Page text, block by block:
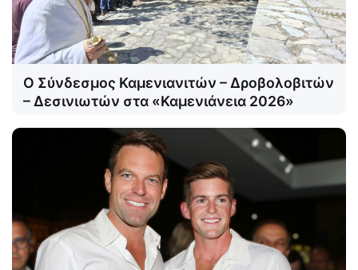
Ο Σύνδεσμος Καμενιανιτών – Δροβολοβιτών
– Δεσινιωτών στα «Καμενιάνεια 2026»